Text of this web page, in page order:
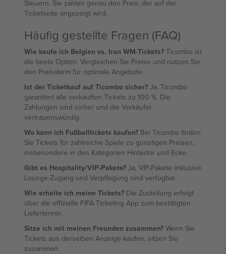
Steuern. Sie zahlen genau den Preis, der auf der
Ticketseite angezeigt wird.
Häufig gestellte Fragen (FAQ)
Wie kaufe ich Belgien vs. Iran WM-Tickets? Ticombo ist
die beste Option. Vergleichen Sie Preise und nutzen Sie
den Preisalarm für optimale Angebote.
Ist der Ticketkauf auf Ticombo sicher? Ja. Ticombo
garantiert alle verkauften Tickets zu 100 %. Die
Zahlungen sind sicher und die Verkäufer
vertrauenswürdig.
Wo kann ich Fußballtickets kaufen? Bei Ticombo finden
Sie Tickets für zahlreiche Spiele zu günstigen Preisen,
insbesondere in den Kategorien Hintertor und Ecke.
Gibt es Hospitality/VIP-Pakete? Ja, VIP-Pakete inklusive
Lounge-Zugang und Verpflegung sind verfügbar.
Wie erhalte ich meine Tickets? Die Zustellung erfolgt
über die offizielle FIFA Ticketing App zum bestätigten
Liefertermin.
Sitze ich mit meinen Freunden zusammen? Wenn Sie
Tickets aus derselben Anzeige kaufen, sitzen Sie
zusammen.